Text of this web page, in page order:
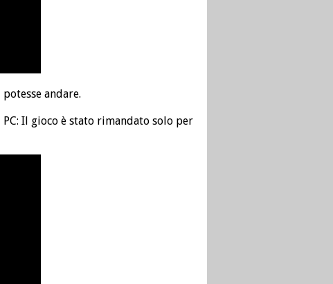
andare.
Il gioco è stato rimandato solo per